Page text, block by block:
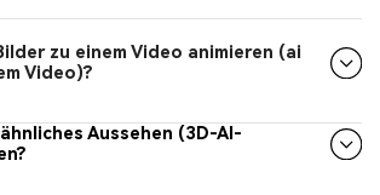
zu einem Video animieren (ai
Video)?
Aussehen (3D-AI-